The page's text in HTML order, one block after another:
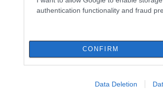
authentication functionality and fraud
CONFIRM
Data Deletion
τη σημασία της συνεργασίας, της
στέλνοντας ένα αισιόδοξο
στην Εύβοια και τη Σκύρο.